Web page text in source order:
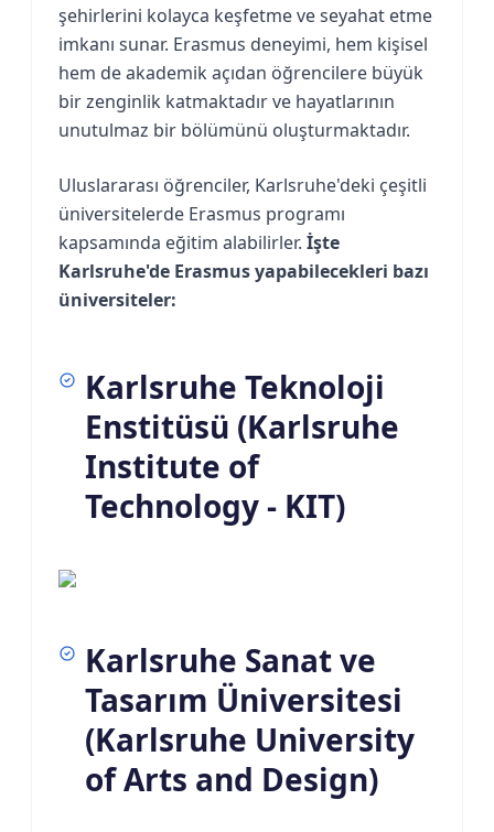
şehirlerini kolayca keşfetme ve seyahat etme
imkanı sunar. Erasmus deneyimi, hem kişisel
hem de akademik açıdan öğrencilere büyük
bir zenginlik katmaktadır ve hayatlarının
unutulmaz bir bölümünü oluşturmaktadır.
Uluslararası öğrenciler, Karlsruhe'deki çeşitli
üniversitelerde Erasmus programı
kapsamında eğitim alabilirler. İşte
Karlsruhe'de Erasmus yapabilecekleri bazı
üniversiteler:
Karlsruhe Teknoloji
Enstitüsü (Karlsruhe
Institute of
Technology - KIT)
Karlsruhe Sanat ve
Tasarım Üniversitesi
(Karlsruhe University
of Arts and Design)